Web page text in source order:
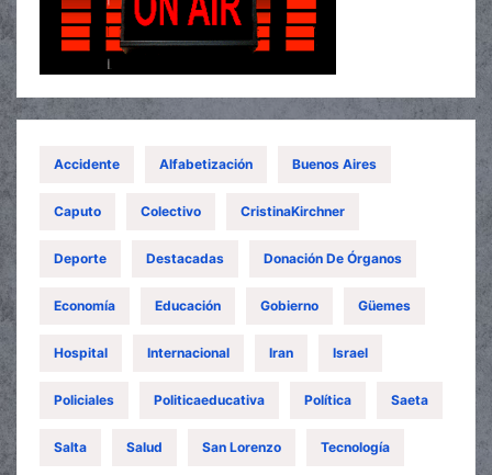
Accidente Alfabetización Buenos Aires
Caputo Colectivo CristinaKirchner
Deporte Destacadas Donación De Órganos
Economía Educación Gobierno Güemes
Hospital Internacional Iran Israel
Policiales Politicaeducativa Política Saeta
Salta Salud San Lorenzo Tecnología